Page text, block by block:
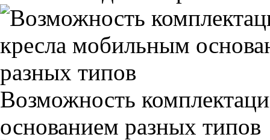
Возможность
основанием разных типов